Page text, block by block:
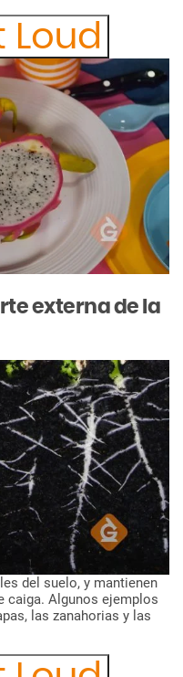
Loud
externade la
del suelo, y mantienen
caiga. Algunos ejemplos
las zanahorias y las